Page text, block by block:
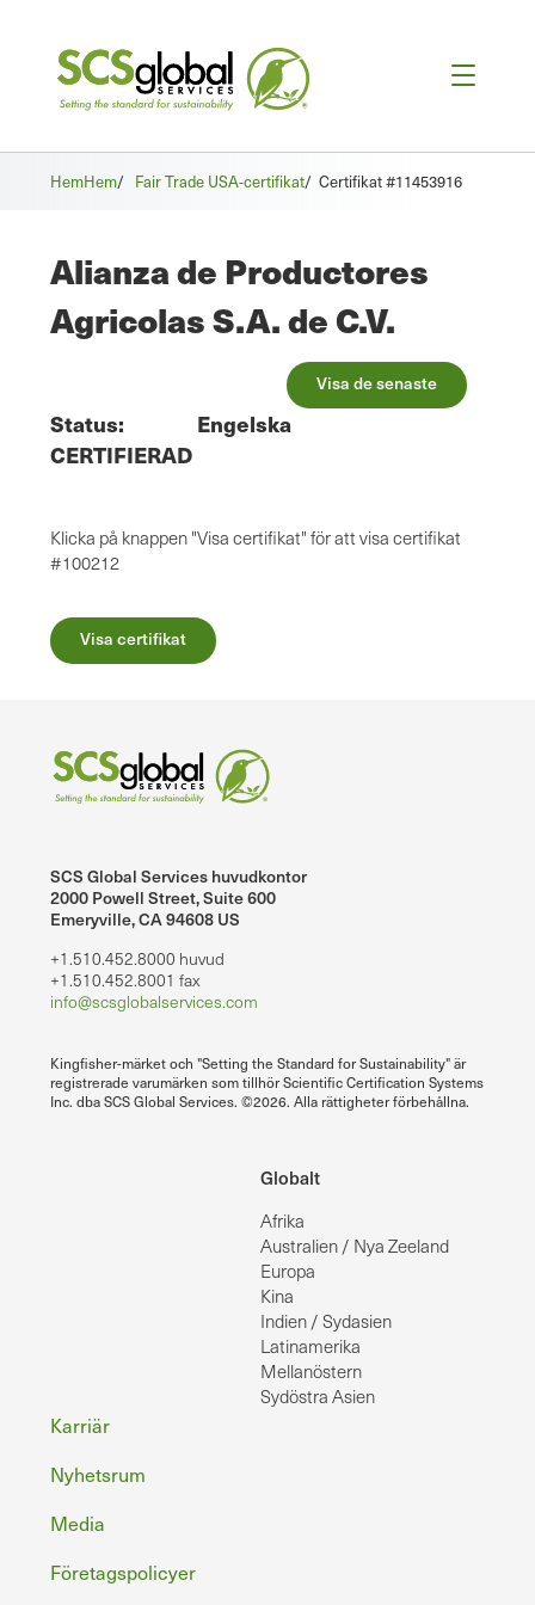
Hem /
Hem Fair Trade USA-certifikat/ Certifikat #11453916
Alianza de Productores
Agricolas S.A. de C.V.
Visa de senaste
Status:
CERTIFIERAD
Engelska
Klicka på knappen "Visa certifikat" för att visa certifikat
#100212
Visa certifikat
SCS Global Services huvudkontor
2000 Powell Street, Suite 600
Emeryville, CA 94608 US
+1.510.452.8000 huvud
+1.510.452.8001 fax
info@scsglobalservices.com
Kingfisher-märket och "Setting the Standard for Sustainability" är
registrerade varumärken som tillhör Scientific Certification Systems
Inc. dba SCS Global Services. ©2026. Alla rättigheter förbehållna.
Globalt
Afrika
Australien / Nya Zeeland
Europa
Kina
Indien / Sydasien
Latinamerika
Mellanöstern
Sydöstra Asien
Sidfot
Karriär
Nyhetsrum
Media
Företagspolicyer